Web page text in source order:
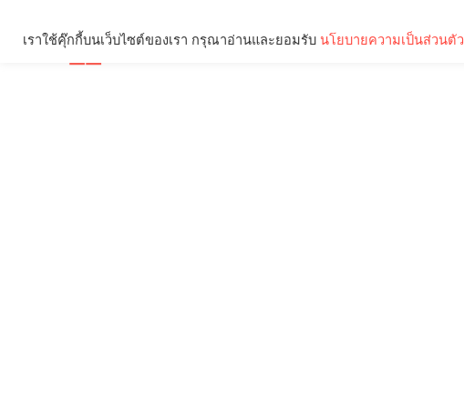
เราใช้คุ๊กกี้บนเว็บไซต์ของเรา กรุณาอ่านและยอมรับ นโยบายความเป็นส่วนตัว